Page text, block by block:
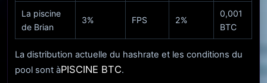
La piscine
de Brian
3% FPS 2%
0,001
BTC
La distribution actuelle du hashrate et les conditions du
pool sont àPISCINE BTC.